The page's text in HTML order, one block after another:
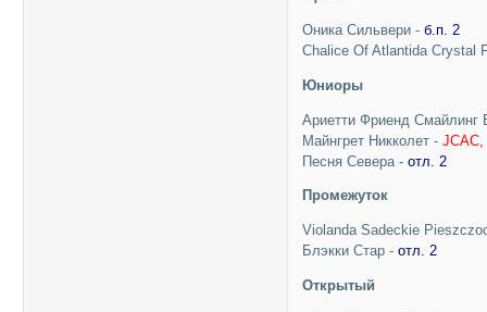
Оника Сильвери -б.п. 2
Chalice Of Atlantida Crystal
Юниоры
Ариетти Фриенд
Майнгрет Никколет -
Песня Севера -отл. 2
Промежуток
Violanda Sadeckie
Блэкки Стар -отл. 2
Открытый